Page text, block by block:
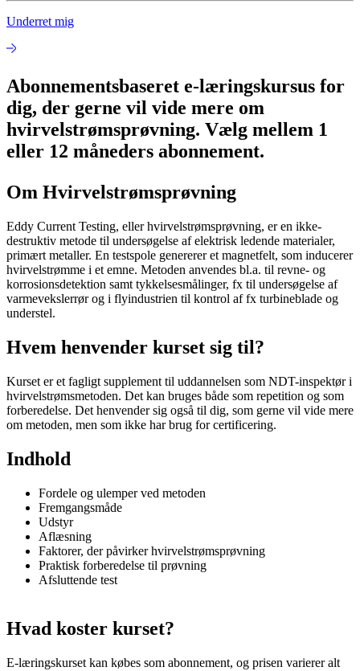
Underret mig
Abonnementsbaseret e-læringskursus for
dig, der gerne vil vide mere om
hvirvelstrømsprøvning. Vælg mellem 1
eller 12 måneders abonnement.
Om Hvirvelstrømsprøvning
Eddy Current Testing, eller hvirvelstrømsprøvning, er en ikke-
destruktiv metode til undersøgelse af elektrisk ledende materialer,
primært metaller. En testspole genererer et magnetfelt, som inducerer
hvirvelstrømme i et emne. Metoden anvendes bl.a. til revne- og
korrosionsdetektion samt tykkelsesmålinger, fx til undersøgelse af
varmevekslerrør og i flyindustrien til kontrol af fx turbineblade og
understel.
Hvem henvender kurset sig til?
Kurset er et fagligt supplement til uddannelsen som NDT-inspektør i
hvirvelstrømsmetoden. Det kan bruges både som repetition og som
forberedelse. Det henvender sig også til dig, som gerne vil vide mere
om metoden, men som ikke har brug for certificering.
Indhold
Fordele og ulemper ved metoden
Fremgangsmåde
Udstyr
Aflæsning
Faktorer, der påvirker hvirvelstrømsprøvning
Praktisk forberedelse til prøvning
Afsluttende test
Hvad koster kurset?
E-læringskurset kan købes som abonnement, og prisen varierer alt